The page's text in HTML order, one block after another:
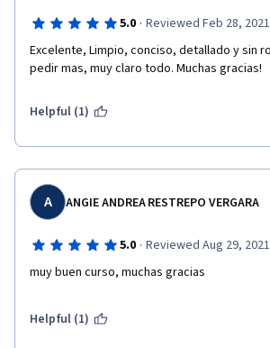
5.0 · Reviewed Feb 28, 2021
Excelente, Limpio, conciso, detallado y sin
pedir mas, muy claro todo. Muchas gracias!
Helpful (1)
A ANGIE ANDREA RESTREPO VERGARA
5.0 · Reviewed Aug 29, 2021
muy buen curso, muchas gracias
Helpful (1)